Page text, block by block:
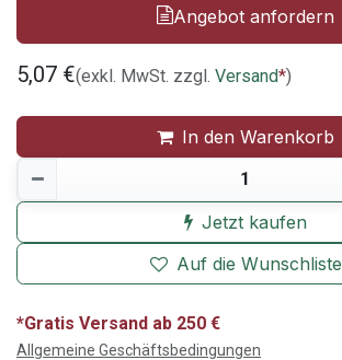
Angebot anfordern
5,07 €(exkl. MwSt. zzgl. Versand*)
In den Warenkorb
Jetzt kaufen
Auf die Wunschliste
*Gratis Versand ab 250 €
Allgemeine Geschäftsbedingungen